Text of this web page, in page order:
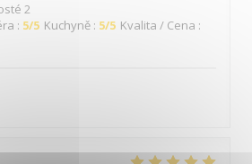
2
: 5/5 Kuchyně : 5/5 Kvalita / Cena :